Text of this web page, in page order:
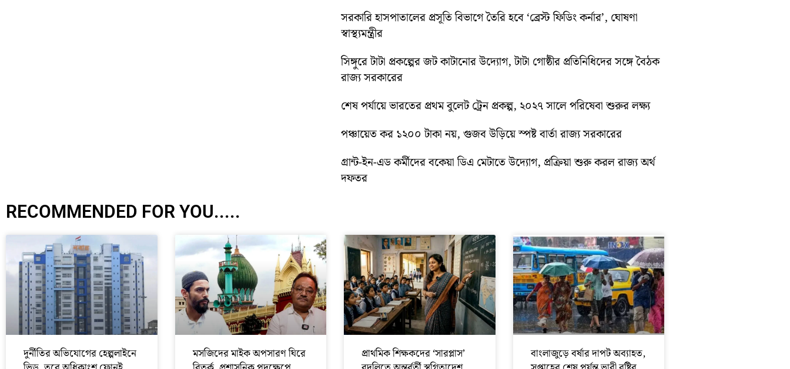
সরকারি হাসপাতালের প্রসূতি বিভাগে তৈরি হবে ‘ব্রেস্ট ফিডিং কর্নার’, ঘোষণা
স্বাস্থ্যমন্ত্রীর
সিঙ্গুরে টাটা প্রকল্পের জট কাটানোর উদ্যোগ, টাটা গোষ্ঠীর প্রতিনিধিদের সঙ্গে বৈঠক
রাজ্য সরকারের
শেষ পর্যায়ে ভারতের প্রথম বুলেট ট্রেন প্রকল্প, ২০২৭ সালে পরিষেবা শুরুর লক্ষ্য
পঞ্চায়েত কর ১২০০ টাকা নয়, গুজব উড়িয়ে স্পষ্ট বার্তা রাজ্য সরকারের
গ্রান্ট-ইন-এড কর্মীদের বকেয়া ডিএ মেটাতে উদ্যোগ, প্রক্রিয়া শুরু করল রাজ্য অর্থ
দফতর
RECOMMENDED FOR YOU.....
দুর্নীতির অভিযোগের হেল্পলাইনে
মসজিদের মাইক অপসারণ ঘিরে
প্রাথমিক শিক্ষকদের ‘সারপ্লাস’
বাংলাজুড়ে বর্ষার দাপট অব্যাহত,